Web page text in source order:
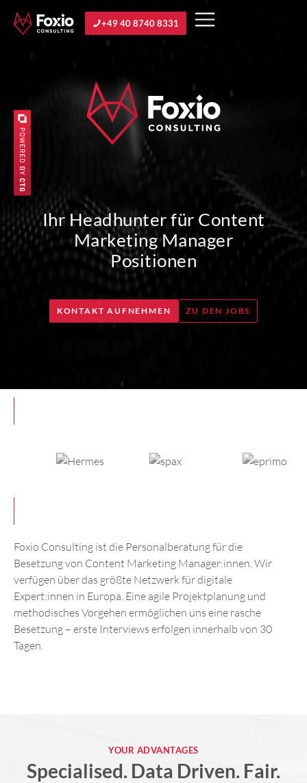
+49 40 8740 8331
Ihr Headhunter für Content
Marketing Manager
Positionen
KONTAKT AUFNEHMEN ZU DEN JOBS
Foxio Consulting ist die Personalberatung für die
Besetzung von Content Marketing Manager:innen. Wir
verfügen über das größte Netzwerk für digitale
Expert:innen in Europa. Eine agile Projektplanung und
methodisches Vorgehen ermöglichen uns eine rasche
Besetzung – erste Interviews erfolgen innerhalb von 30
Tagen.
YOUR ADVANTAGES
Specialised. Data Driven. Fair.